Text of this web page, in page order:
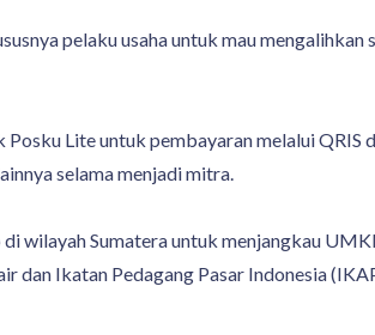
pelaku usaha untuk mau
Lite untuk pembayaran melalui
selama menjadi mitra.
wilayah Sumatera untuk menjangkau
Ikatan Pedagang Pasar Indonesia